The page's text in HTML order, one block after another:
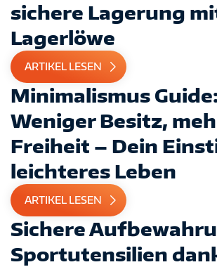
sichere Lagerung
Lagerlöwe
ARTIKEL LESEN
Minimalismus Guide:
Weniger Besitz,
Freiheit – Dein
leichteres Leben
ARTIKEL LESEN
Sichere
Sportutensilien